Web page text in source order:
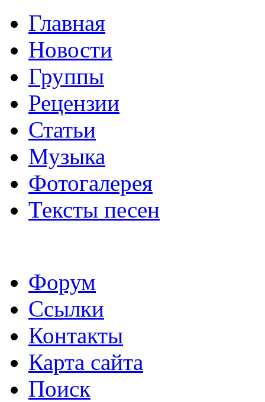
Главная
Новости
Группы
Рецензии
Статьи
Музыка
Фотогалерея
Тексты песен
Форум
Ссылки
Контакты
Карта сайта
Поиск